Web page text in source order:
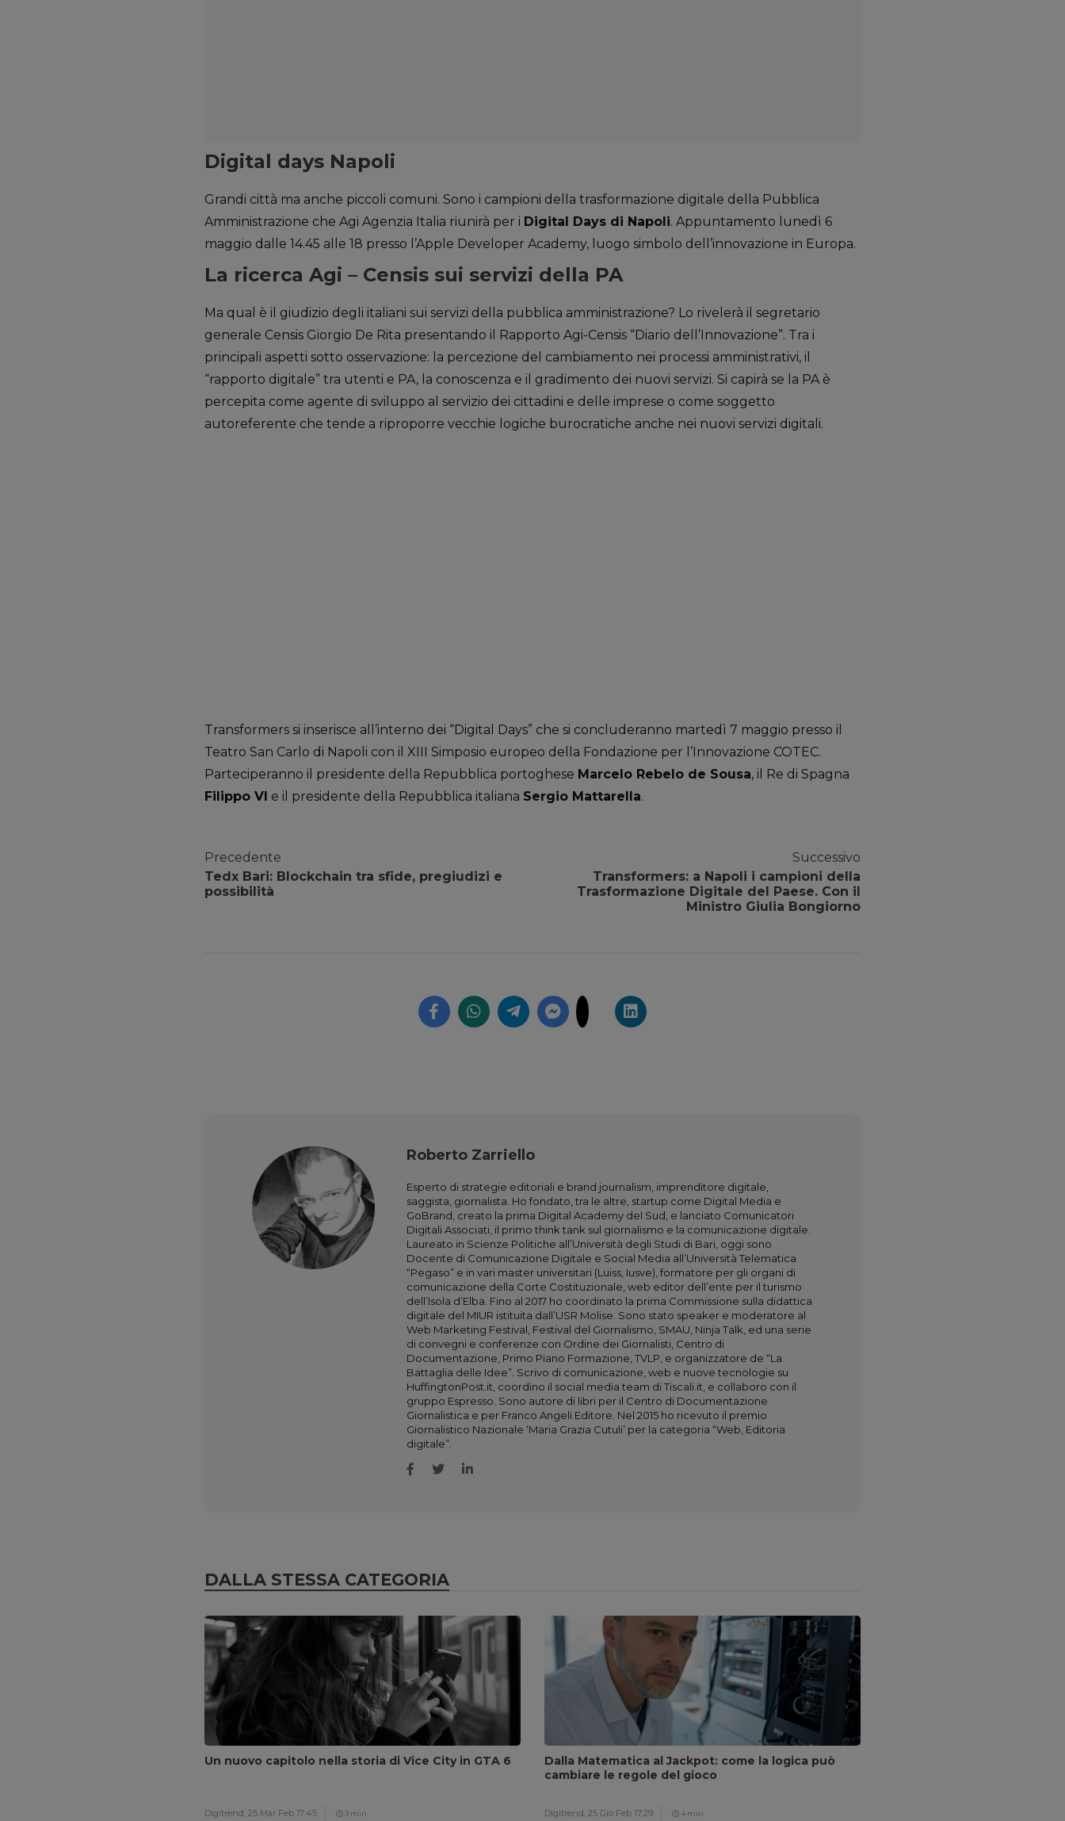
Digital days Napoli
Grandi città ma anche piccoli comuni. Sono i campioni della trasformazione digitale della Pubblica
Amministrazione che Agi Agenzia Italia riunirà per i Digital Days di Napoli. Appuntamento lunedì 6
maggio dalle 14.45 alle 18 presso l’Apple Developer Academy, luogo simbolo dell’innovazione in Europa.
La ricerca Agi – Censis sui servizi della PA
Ma qual è il giudizio degli italiani sui servizi della pubblica amministrazione? Lo rivelerà il segretario
generale Censis Giorgio De Rita presentando il Rapporto Agi-Censis “Diario dell’Innovazione”. Tra i
principali aspetti sotto osservazione: la percezione del cambiamento nei processi amministrativi, il
“rapporto digitale” tra utenti e PA, la conoscenza e il gradimento dei nuovi servizi. Si capirà se la PA è
percepita come agente di sviluppo al servizio dei cittadini e delle imprese o come soggetto
autoreferente che tende a riproporre vecchie logiche burocratiche anche nei nuovi servizi digitali.
Transformers si inserisce all’interno dei “Digital Days” che si concluderanno martedì 7 maggio presso il
Teatro San Carlo di Napoli con il XIII Simposio europeo della Fondazione per l’Innovazione COTEC.
Parteciperanno il presidente della Repubblica portoghese Marcelo Rebelo de Sousa, il Re di Spagna
Filippo VI e il presidente della Repubblica italiana Sergio Mattarella.
Precedente
Tedx Bari: Blockchain tra sfide, pregiudizi e
possibilità
Successivo
Transformers: a Napoli i campioni della
Trasformazione Digitale del Paese. Con il
Ministro Giulia Bongiorno
Roberto Zarriello
Esperto di strategie editoriali e brand journalism, imprenditore digitale,
saggista, giornalista. Ho fondato, tra le altre, startup come Digital Media e
GoBrand, creato la prima Digital Academy del Sud, e lanciato Comunicatori
Digitali Associati, il primo think tank sul giornalismo e la comunicazione digitale.
Laureato in Scienze Politiche all’Università degli Studi di Bari, oggi sono
Docente di Comunicazione Digitale e Social Media all’Università Telematica
“Pegaso” e in vari master universitari (Luiss, Iusve), formatore per gli organi di
comunicazione della Corte Costituzionale, web editor dell’ente per il turismo
dell’Isola d’Elba. Fino al 2017 ho coordinato la prima Commissione sulla didattica
digitale del MIUR istituita dall’USR Molise. Sono stato speaker e moderatore al
Web Marketing Festival, Festival del Giornalismo, SMAU, Ninja Talk, ed una serie
di convegni e conferenze con Ordine dei Giornalisti, Centro di
Documentazione, Primo Piano Formazione, TVLP, e organizzatore de “La
Battaglia delle Idee”. Scrivo di comunicazione, web e nuove tecnologie su
HuffingtonPost.it, coordino il social media team di Tiscali.it, e collaboro con il
gruppo Espresso. Sono autore di libri per il Centro di Documentazione
Giornalistica e per Franco Angeli Editore. Nel 2015 ho ricevuto il premio
Giornalistico Nazionale ‘Maria Grazia Cutuli’ per la categoria “Web, Editoria
digitale”.
DALLA STESSA CATEGORIA
Un nuovo capitolo nella storia di Vice City in GTA 6
Digitrend, 25 Mar Feb 17:45 3 min
Dalla Matematica al Jackpot: come la logica può
cambiare le regole del gioco
Digitrend, 25 Gio Feb 17:29 4 min